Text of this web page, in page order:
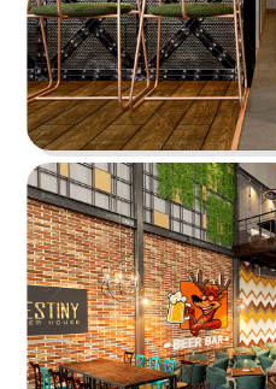
Highlands Sunwah do
công sở hữu không
cùng phong cách thiết
Chi